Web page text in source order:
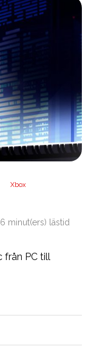
Xbox
6 minut(ers) lästid
från PC till